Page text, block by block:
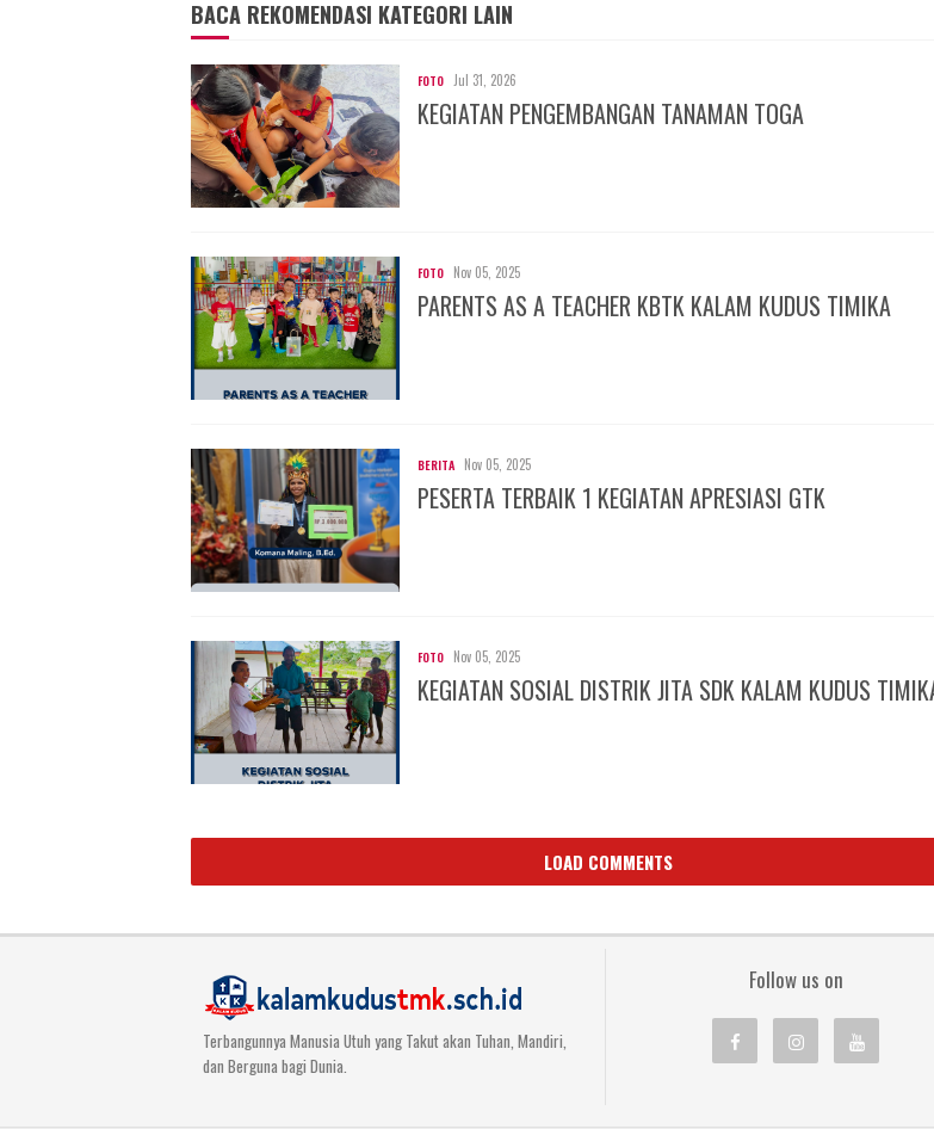
BACA REKOMENDASI KATEGORI LAIN
FOTO Jul 31, 2026
KEGIATAN PENGEMBANGAN TANAMAN TOGA
FOTO Nov 05, 2025
PARENTS AS A TEACHER KBTK KALAM KUDUS TIMIKA
BERITA Nov 05, 2025
PESERTA TERBAIK 1 KEGIATAN APRESIASI GTK
FOTO Nov 05, 2025
KEGIATAN SOSIAL DISTRIK JITA SDK KALAM KUDUS
LOAD COMMENTS
Terbangunnya Manusia Utuh yang Takut akan Tuhan, Mandiri,
dan Berguna bagi Dunia.
Follow us on